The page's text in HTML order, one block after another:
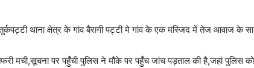
थाना क्षेत्र के गांव बैरागी पट्टी मे गांव के एक मस्जिद में तेज आवाज के
मची,सूचना पर पहुँची पुलिस ने मौके पर पहुँच जांच पड़ताल की है,जहां पुलिस को